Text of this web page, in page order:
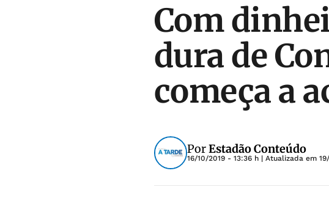
Com
dura de
começa a
PorEstadão Conteúdo
16/10/2019 - 13:36 h | Atualizada em